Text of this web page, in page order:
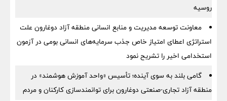
روسیه
معاونت توسعه مدیریت و منابع انسانی منطقه آزاد دوغارون علت
استراتژی اعطای امتیاز خاص جذب سرمایه‌های انسانی بومی در آزمون
استخدامی اخیر را تشریح نمود
گامی بلند به سوی آینده؛ تأسیس «واحد آموزش هوشمند» در
منطقه آزاد تجاری-صنعتی دوغارون برای توانمندسازی کارکنان و مردم